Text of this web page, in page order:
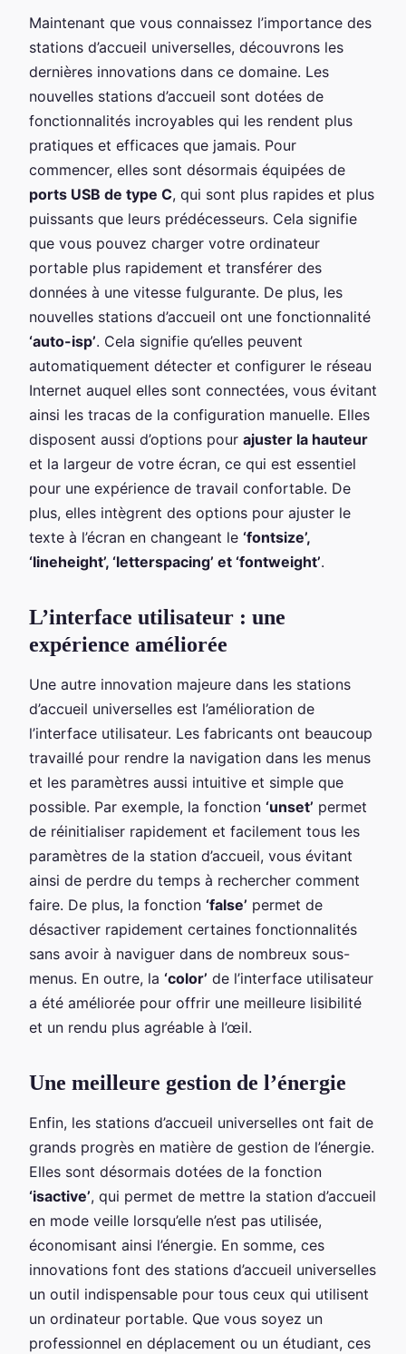
Maintenant que vous connaissez l’importance des
stations d’accueil universelles, découvrons les
dernières innovations dans ce domaine. Les
nouvelles stations d’accueil sont dotées de
fonctionnalités incroyables qui les rendent plus
pratiques et efficaces que jamais. Pour
commencer, elles sont désormais équipées de
ports USB de type C, qui sont plus rapides et plus
puissants que leurs prédécesseurs. Cela signifie
que vous pouvez charger votre ordinateur
portable plus rapidement et transférer des
données à une vitesse fulgurante. De plus, les
nouvelles stations d’accueil ont une fonctionnalité
‘auto-isp’. Cela signifie qu’elles peuvent
automatiquement détecter et configurer le réseau
Internet auquel elles sont connectées, vous évitant
ainsi les tracas de la configuration manuelle. Elles
disposent aussi d’options pour ajuster la hauteur
et la largeur de votre écran, ce qui est essentiel
pour une expérience de travail confortable. De
plus, elles intègrent des options pour ajuster le
texte à l’écran en changeant le ‘fontsize’,
‘lineheight’, ‘letterspacing’ et ‘fontweight’.
L’interface utilisateur : une
expérience améliorée
Une autre innovation majeure dans les stations
d’accueil universelles est l’amélioration de
l’interface utilisateur. Les fabricants ont beaucoup
travaillé pour rendre la navigation dans les menus
et les paramètres aussi intuitive et simple que
possible. Par exemple, la fonction ‘unset’ permet
de réinitialiser rapidement et facilement tous les
paramètres de la station d’accueil, vous évitant
ainsi de perdre du temps à rechercher comment
faire. De plus, la fonction ‘false’ permet de
désactiver rapidement certaines fonctionnalités
sans avoir à naviguer dans de nombreux sous-
menus. En outre, la ‘color’ de l’interface utilisateur
a été améliorée pour offrir une meilleure lisibilité
et un rendu plus agréable à l’œil.
Une meilleure gestion de l’énergie
Enfin, les stations d’accueil universelles ont fait de
grands progrès en matière de gestion de l’énergie.
Elles sont désormais dotées de la fonction
‘isactive’, qui permet de mettre la station d’accueil
en mode veille lorsqu’elle n’est pas utilisée,
économisant ainsi l’énergie. En somme, ces
innovations font des stations d’accueil universelles
un outil indispensable pour tous ceux qui utilisent
un ordinateur portable. Que vous soyez un
professionnel en déplacement ou un étudiant, ces